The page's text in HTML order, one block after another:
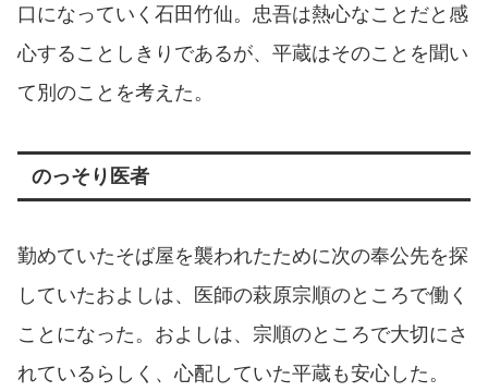
口になっていく石田竹仙。忠吾は熱心なことだと感
心することしきりであるが、平蔵はそのことを聞い
て別のことを考えた。
のっそり医者
勤めていたそば屋を襲われたために次の奉公先を探
していたおよしは、医師の萩原宗順のところで働く
ことになった。およしは、宗順のところで大切にさ
れているらしく、心配していた平蔵も安心した。